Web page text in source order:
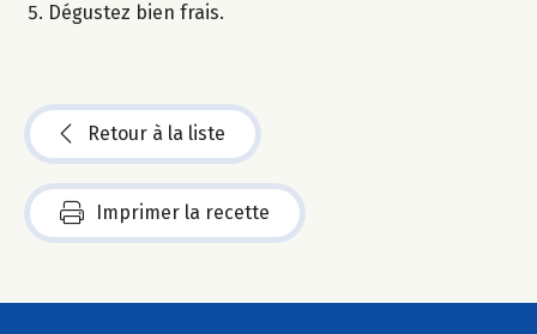
Dégustez bien frais.
Retour à la liste
Imprimer la recette